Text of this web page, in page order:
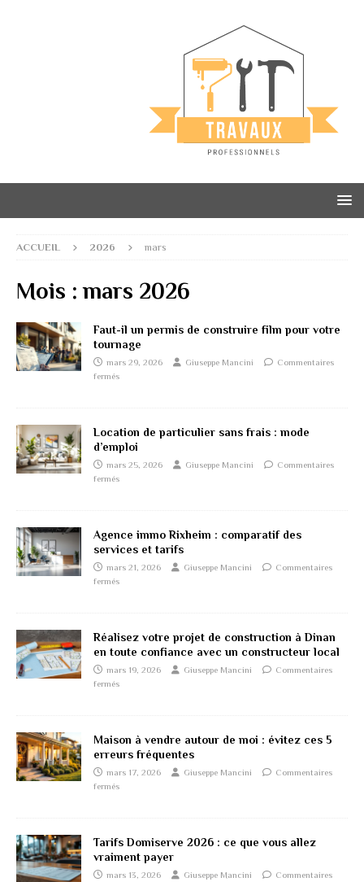
ACCUEIL 2026 mars
Mois :mars 2026
Faut-il un permis de construire film pour votre
tournage
mars 29, 2026 Giuseppe Mancini
Commentaires
fermés
Location de particulier sans frais : mode
d’emploi
mars 25, 2026 Giuseppe Mancini
Commentaires
fermés
Agence immo Rixheim : comparatif des
services et tarifs
mars 21, 2026 Giuseppe Mancini
Commentaires
fermés
Réalisez votre projet de construction à Dinan
en toute confiance avec un constructeur local
mars 19, 2026 Giuseppe Mancini
Commentaires
fermés
Maison à vendre autour de moi : évitez ces 5
erreurs fréquentes
mars 17, 2026 Giuseppe Mancini
Commentaires
fermés
Tarifs Domiserve 2026 : ce que vous allez
vraiment payer
mars 13, 2026 Giuseppe Mancini
Commentaires